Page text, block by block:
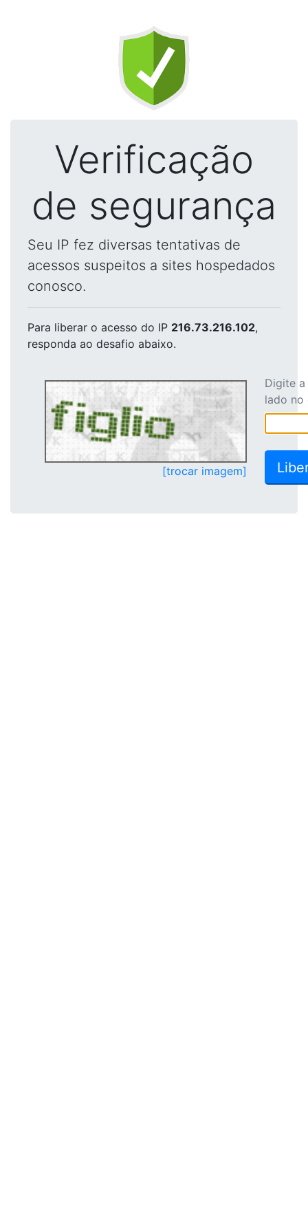
Verificação
de segurança
Seu IP fez diversas tentativas de
acessos suspeitos a sites hospedados
conosco.
Para liberar o acesso do IP 216.73.216.102,
responda ao desafio abaixo.
[trocar imagem]
Digite
lado no